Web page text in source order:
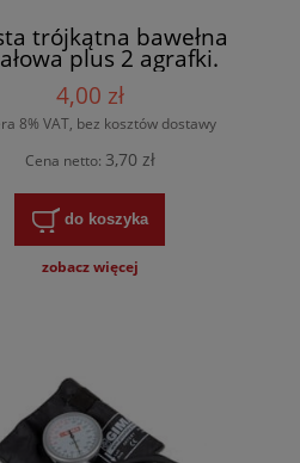
trójkątna bawełna
plus 2 agrafki.
4,00 zł
8% VAT, bez kosztów dostawy
Cena netto: 3,70 zł
do koszyka
zobacz więcej